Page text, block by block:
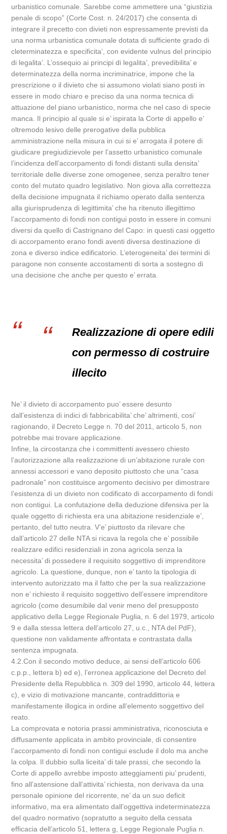
urbanistico comunale. Sarebbe come ammettere una “giustizia
penale di scopo” (Corte Cost. n. 24/2017) che consenta di
integrare il precetto con divieti non espressamente previsti da
una norma urbanistica comunale dotata di sufficiente grado di
cleterminatezza e specificita’, con evidente vulnus del principio
di legalita’. L’ossequio ai principi di legalita’, prevedibilita’ e
determinatezza della norma incriminatrice, impone che la
prescrizione o il divieto che si assumono violati siano posti in
essere in modo chiaro e preciso da una norma tecnica di
attuazione del piano urbanistico, norma che nel caso di specie
manca. Il principio al quale si e’ ispirata la Corte di appello e’
oltremodo lesivo delle prerogative della pubblica
amministrazione nella misura in cui si e’ arrogata il potere di
giudicare pregiudizievole per l’assetto urbanistico comunale
l’incidenza dell’accorpamento di fondi distanti sulla densita’
territoriale delle diverse zone omogenee, senza peraltro tener
conto del mutato quadro legislativo. Non giova alla correttezza
della decisione impugnata il richiamo operato dalla sentenza
alla giurisprudenza di legittimita’ che ha ritenuto illegittimo
l’accorpamento di fondi non contigui posto in essere in comuni
diversi da quello di Castrignano del Capo: in questi casi oggetto
di accorpamento erano fondi aventi diversa destinazione di
zona e diverso indice edificatorio. L’eterogeneita’ dei termini di
paragone non consente accostamenti di sorta a sostegno di
una decisione che anche per questo e’ errata.
Realizzazione di opere edili
con permesso di costruire
illecito
Ne’ il divieto di accorpamento puo’ essere desunto
dall’esistenza di indici di fabbricabilita’ che’ altrimenti, cosi’
ragionando, il Decreto Legge n. 70 del 2011, articolo 5, non
potrebbe mai trovare applicazione.
Infine, la circostanza che i committenti avessero chiesto
l’autorizzazione alla realizzazione di un’abitazione rurale con
annessi accessori e vano deposito piuttosto che una “casa
padronale” non costituisce argomento decisivo per dimostrare
l’esistenza di un divieto non codificato di accorpamento di fondi
non contigui. La confutazione della deduzione difensiva per la
quale oggetto di richiesta era una abitazione residenziale e’,
pertanto, del tutto neutra. V’e’ piuttosto da rilevare che
dall’articolo 27 delle NTA si ricava la regola che e’ possibile
realizzare edifici residenziali in zona agricola senza la
necessita’ di possedere il requisito soggettivo di imprenditore
agricolo. La questione, dunque, non e’ tanto la tipologia di
intervento autorizzato ma il fatto che per la sua realizzazione
non e’ richiesto il requisito soggettivo dell’essere imprenditore
agricolo (come desumibile dal venir meno del presupposto
applicativo della Legge Regionale Puglia, n. 6 del 1979, articolo
9 e dalla stessa lettera dell’articolo 27, u.c., NTA del PdF),
questione non validamente affrontata e contrastata dalla
sentenza impugnata.
4.2.Con il secondo motivo deduce, ai sensi dell’articolo 606
c.p.p., lettera b) ed e), l’erronea applicazione del Decreto del
Presidente della Repubblica n. 309 del 1990, articolo 44, lettera
c), e vizio di motivazione mancante, contraddittoria e
manifestamente illogica in ordine all’elemento soggettivo del
reato.
La comprovata e notoria prassi amministrativa, riconosciuta e
diffusamente applicata in ambito provinciale, di consentire
l’accorpamento di fondi non contigui esclude il dolo ma anche
la colpa. Il dubbio sulla liceita’ di tale prassi, che secondo la
Corte di appello avrebbe imposto atteggiamenti piu’ prudenti,
fino all’astensione dall’attivita’ richiesta, non derivava da una
personale opinione del ricorrente, ne’ da un suo deficit
informativo, ma era alimentato dall’oggettiva indeterminatezza
del quadro normativo (sopratutto a seguito della cessata
efficacia dell’articolo 51, lettera g, Legge Regionale Puglia n.